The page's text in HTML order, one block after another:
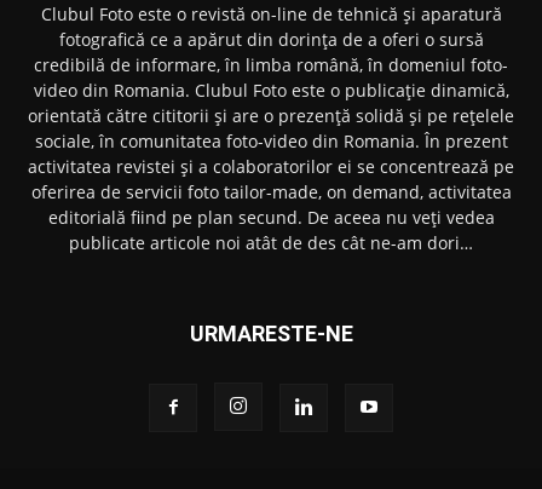
Clubul Foto este o revistă on-line de tehnică și aparatură
fotografică ce a apărut din dorința de a oferi o sursă
credibilă de informare, în limba română, în domeniul foto-
video din Romania. Clubul Foto este o publicație dinamică,
orientată către cititorii și are o prezență solidă și pe rețelele
sociale, în comunitatea foto-video din Romania. În prezent
activitatea revistei și a colaboratorilor ei se concentrează pe
oferirea de servicii foto tailor-made, on demand, activitatea
editorială fiind pe plan secund. De aceea nu veți vedea
publicate articole noi atât de des cât ne-am dori…
URMARESTE-NE